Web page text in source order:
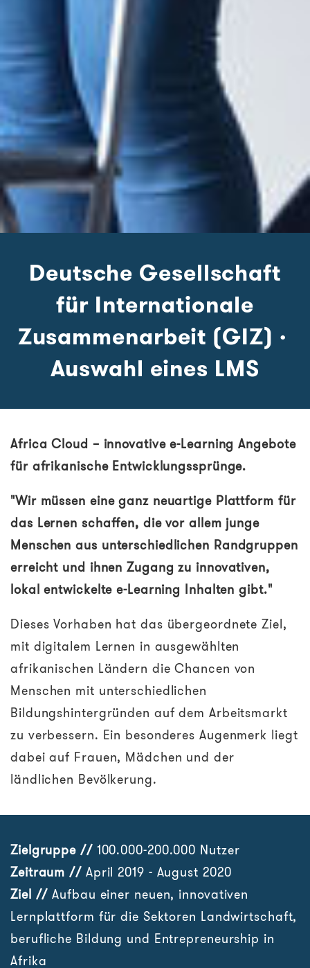
Deutsche Gesellschaft
für Internationale
Zusammenarbeit (GIZ) ·
Auswahl eines LMS
Africa Cloud – innovative e-Learning Angebote
für afrikanische Entwicklungssprünge.
"Wir müssen eine ganz neuartige Plattform für
das Lernen schaffen, die vor allem junge
Menschen aus unterschiedlichen Randgruppen
erreicht und ihnen Zugang zu innovativen,
lokal entwickelte e-Learning Inhalten gibt."
Dieses Vorhaben hat das übergeordnete Ziel,
mit digitalem Lernen in ausgewählten
afrikanischen Ländern die Chancen von
Menschen mit unterschiedlichen
Bildungshintergründen auf dem Arbeitsmarkt
zu verbessern. Ein besonderes Augenmerk liegt
dabei auf Frauen, Mädchen und der
ländlichen Bevölkerung.
Zielgruppe // 100.000-200.000 Nutzer
Zeitraum // April 2019 - August 2020
Ziel // Aufbau einer neuen, innovativen
Lernplattform für die Sektoren Landwirtschaft,
berufliche Bildung und Entrepreneurship in
Afrika